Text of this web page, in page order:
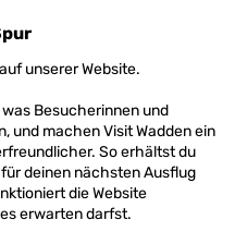
unserer Website.
Besucherinnen und
und machen Visit Wadden ein
So erhältst du
deinen nächsten Ausflug
die Website
erwarten darfst.